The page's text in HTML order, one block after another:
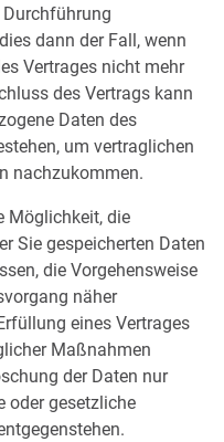
dann der Fall, wenn
Vertrages nicht mehr
des Vertrags kann
Daten des
um vertraglichen
nachzukommen.
Möglichkeit, die
Sie gespeicherten Daten
die Vorgehensweise
näher
eines Vertrages
Maßnahmen
der Daten nur
oder gesetzliche